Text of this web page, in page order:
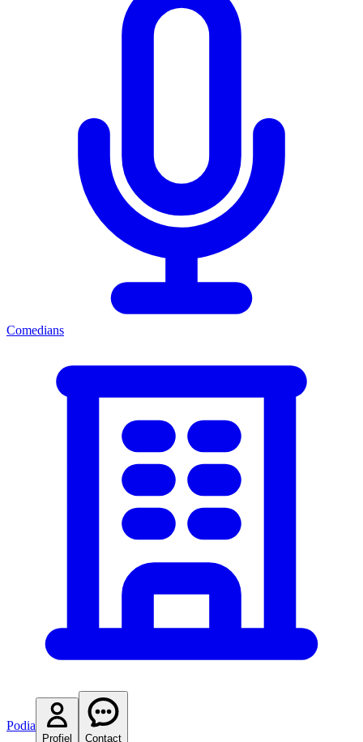
Comedians
Podia
Profiel Contact